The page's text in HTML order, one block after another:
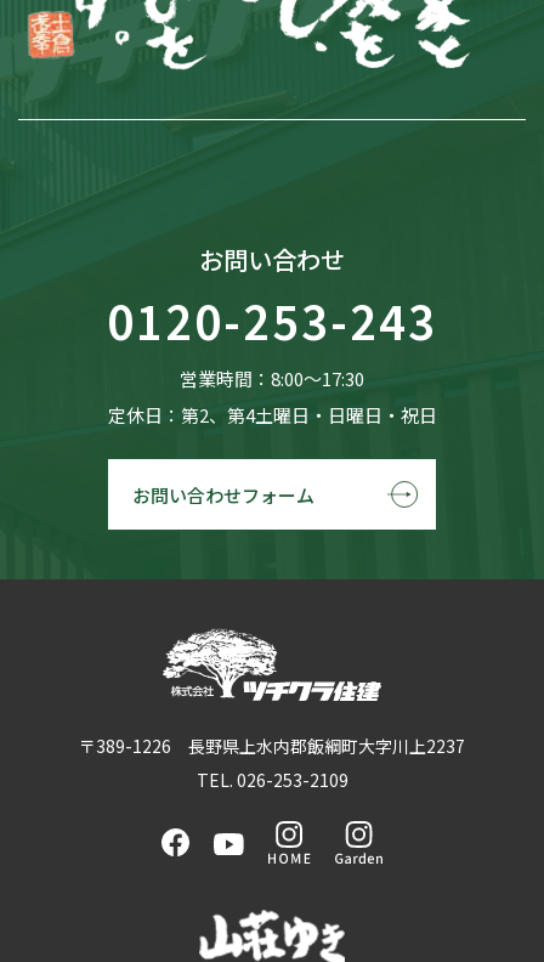
お問い合わせ
0120-253-243
営業時間：8:00〜17:30
定休日：第2、第4土曜日・日曜日・祝日
お問い合わせフォーム
〒389-1226 長野県上水内郡飯綱町大字川上2237
TEL. 026-253-2109